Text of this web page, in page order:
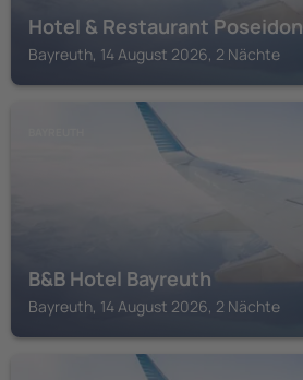
Hotel & Restaurant Poseidon
Bayreuth, 14 August 2026, 2 Nächte
B&B Hotel Bayreuth
Bayreuth, 14 August 2026, 2 Nächte